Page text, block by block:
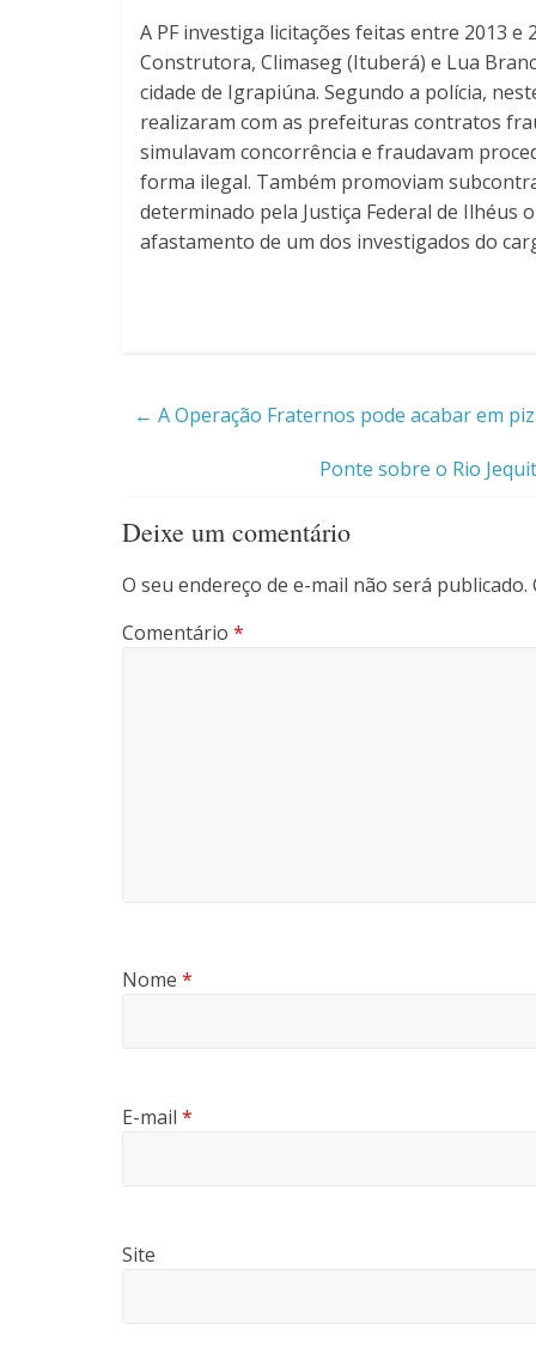
A PF investiga licitações feitas entre 2013 e
Construtora, Climaseg (Ituberá) e Lua
cidade de Igrapiúna. Segundo a polícia,
realizaram com as prefeituras contratos
simulavam concorrência e fraudavam
forma ilegal. Também promoviam
determinado pela Justiça Federal de Ilhéus o
afastamento de um dos investigados do
← A Operação Fraternos pode acabar em
Ponte sobre o Rio
Deixe um comentário
O seu endereço de e-mail não será publicado.
Comentário *
Nome *
E-mail *
Site